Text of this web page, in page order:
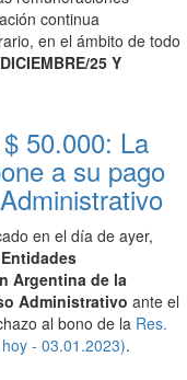
continua
en el ámbito de todo
25 Y
50.000: La
a su pago
en el día de ayer,
Argentina de la
Administrativo ante el
al bono de la Res.
- 03.01.2023).